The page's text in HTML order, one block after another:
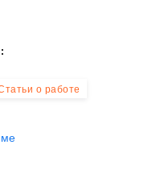
о работе